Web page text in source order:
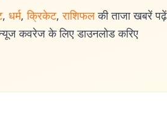
, धर्म, क्रिकेट, राशिफल की ताजा खबरें
कवरेज के लिए डाउनलोड करिए